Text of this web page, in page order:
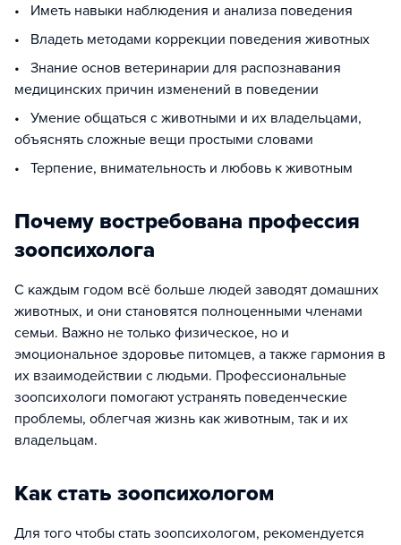
• Иметь навыки наблюдения и анализа поведения
• Владеть методами коррекции поведения животных
• Знание основ ветеринарии для распознавания
медицинских причин изменений в поведении
• Умение общаться с животными и их владельцами,
объяснять сложные вещи простыми словами
• Терпение, внимательность и любовь к животным
Почему востребована профессия
зоопсихолога
С каждым годом всё больше людей заводят домашних
животных, и они становятся полноценными членами
семьи. Важно не только физическое, но и
эмоциональное здоровье питомцев, а также гармония в
их взаимодействии с людьми. Профессиональные
зоопсихологи помогают устранять поведенческие
проблемы, облегчая жизнь как животным, так и их
владельцам.
Как стать зоопсихологом
Для того чтобы стать зоопсихологом, рекомендуется